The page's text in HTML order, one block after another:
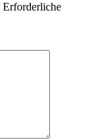
Erforderliche